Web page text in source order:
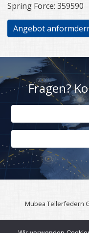
Spring Force: 359590
Angebot
Fragen?
Mubea Tellerfedern